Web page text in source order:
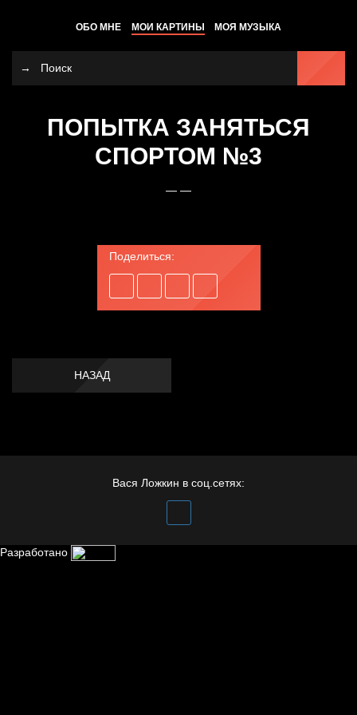
ОБО МНЕ МОИ КАРТИНЫ МОЯ МУЗЫКА
ПОПЫТКА ЗАНЯТЬСЯ
СПОРТОМ №3
— —
Поделиться:
НАЗАД
Вася Ложкин в соц.сетях:
Разработано